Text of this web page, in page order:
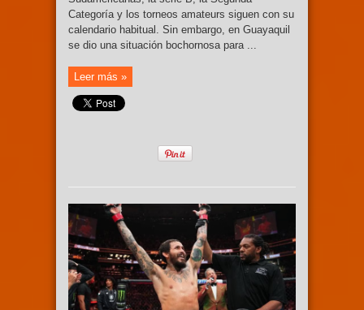
Categoría y los torneos amateurs siguen con su
calendario habitual. Sin embargo, en Guayaquil
se dio una situación bochornosa para ...
Leer más »